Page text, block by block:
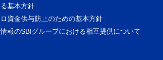
基本方針
資金供与防止のための基本方針
報のSBIグループにおける相互提供について